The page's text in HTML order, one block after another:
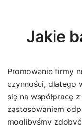
Jakie
Promowanie firmy
czynności, dlatego
się na współpracę
zastosowaniem
moglibyśmy